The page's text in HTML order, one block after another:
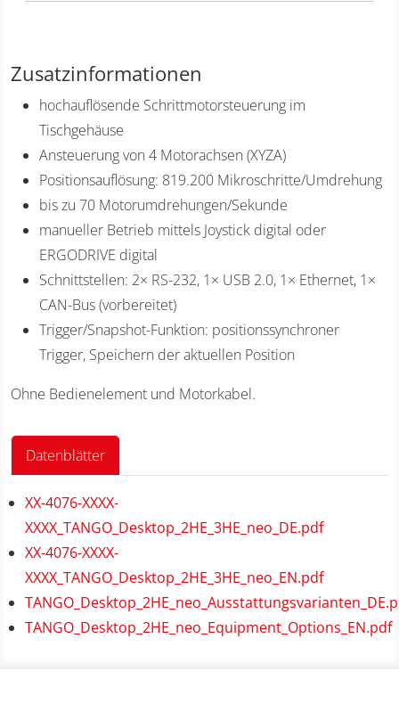
Zusatzinformationen
hochauflösende Schrittmotorsteuerung im
Tischgehäuse
Ansteuerung von 4 Motorachsen (XYZA)
Positionsauflösung: 819.200 Mikroschritte/Umdrehung
bis zu 70 Motorumdrehungen/Sekunde
manueller Betrieb mittels Joystick digital oder
ERGODRIVE digital
Schnittstellen: 2× RS-232, 1× USB 2.0, 1× Ethernet, 1×
CAN-Bus (vorbereitet)
Trigger/Snapshot-Funktion: positionssynchroner
Trigger, Speichern der aktuellen Position
Ohne Bedienelement und Motorkabel.
Datenblätter
XX-4076-XXXX-
XXXX_TANGO_Desktop_2HE_3HE_neo_DE.pdf
XX-4076-XXXX-
XXXX_TANGO_Desktop_2HE_3HE_neo_EN.pdf
TANGO_Desktop_2HE_neo_Equipment_Options_EN.pdf